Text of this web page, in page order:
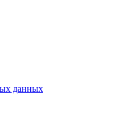
данных